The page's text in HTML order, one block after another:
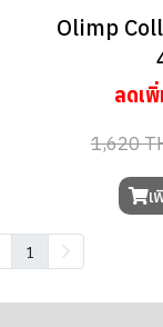
Olimp
ลดเ
1,620
เ
1